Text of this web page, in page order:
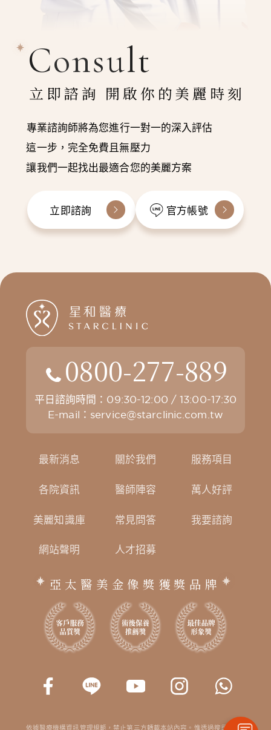
Consult
立即諮詢 開啟你的美麗時刻
專業諮詢師將為您進行一對一的深入評估
這一步，完全免費且無壓力
讓我們一起找出最適合您的美麗方案
立即諮詢 官方帳號
0800-277-889
平日諮詢時間：09:30-12:00 / 13:00-17:30
E-mail： service@starclinic.com.tw
最新消息 關於我們 服務項目
各院資訊 醫師陣容 萬人好評
美麗知識庫 常見問答 我要諮詢
網站聲明 人才招募
亞太醫美金像獎獲獎品牌
依據醫療機構資訊管理規範，禁止第三方轉載本站內容。惟透過搜尋